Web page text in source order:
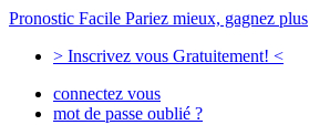
Pronostic Facile Pariez mieux, gagnez plus
> Inscrivez vous Gratuitement! <
connectez vous
mot de passe oublié ?